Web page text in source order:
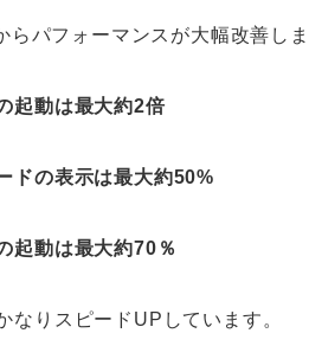
らパフォーマンスが大幅改善し
起動は最大約2倍
ドの表示は最大約50%
起動は最大約70％
なりスピードUPしています。